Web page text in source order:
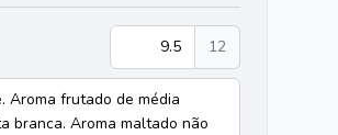
9.5 12
Aroma frutado de média
branca. Aroma maltado não